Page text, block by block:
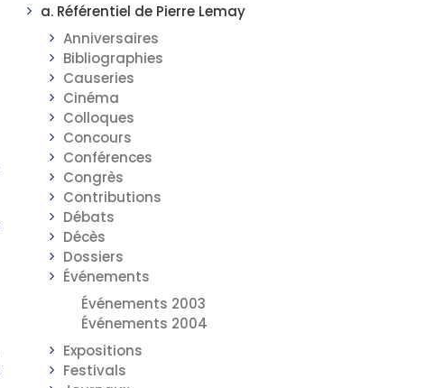
a. Référentiel de Pierre Lemay
Anniversaires
Bibliographies
Causeries
Cinéma
Colloques
Concours
Conférences
Congrès
Contributions
Débats
Décès
Dossiers
Événements
Événements 2003
Événements 2004
Expositions
Festivals